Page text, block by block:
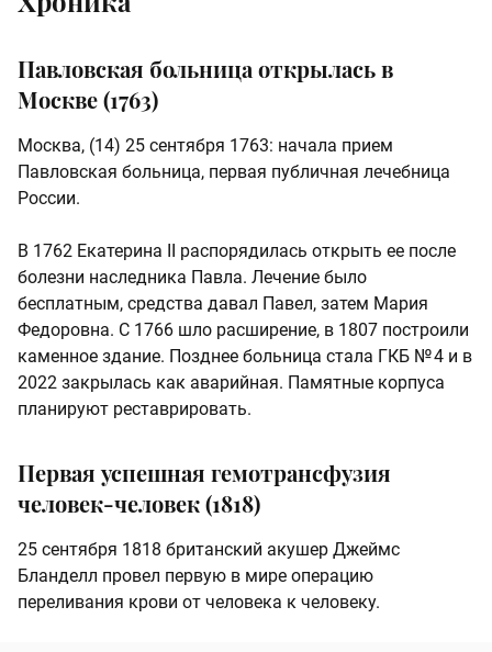
Павловская больница открылась в
Москве (1763)
Москва, (14) 25 сентября 1763: начала прием
Павловская больница, первая публичная лечебница
России.
В 1762 Екатерина II распорядилась открыть ее после
болезни наследника Павла. Лечение было
бесплатным, средства давал Павел, затем Мария
Федоровна. С 1766 шло расширение, в 1807 построили
каменное здание. Позднее больница стала ГКБ № 4 и в
2022 закрылась как аварийная. Памятные корпуса
планируют реставрировать.
Первая успешная гемотрансфузия
человек‑человек (1818)
25 сентября 1818 британский акушер Джеймс
Бланделл провел первую в мире операцию
переливания крови от человека к человеку.